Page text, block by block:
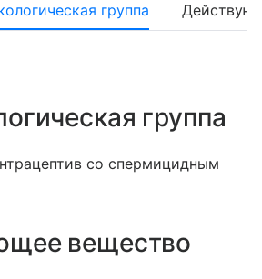
группа
группа
со спермицидным
вещество